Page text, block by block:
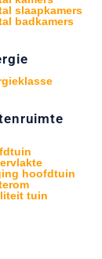
slaapkamers
badkamers
hoofdtuin
tuin